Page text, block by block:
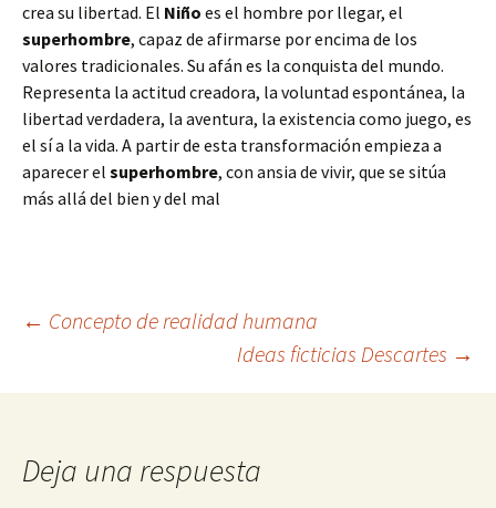
crea su libertad. El Niño es el hombre por llegar, el
superhombre, capaz de afirmarse por encima de los
valores tradicionales. Su afán es la conquista del mundo.
Representa la actitud creadora, la voluntad espontánea, la
libertad verdadera, la aventura, la existencia como juego, es
el sí a la vida. A partir de esta transformación empieza a
aparecer el superhombre, con ansia de vivir, que se sitúa
más allá del bien y del mal
Navegación
de
entradas
← Concepto de realidad humana
Ideas ficticias Descartes →
Deja una respuesta